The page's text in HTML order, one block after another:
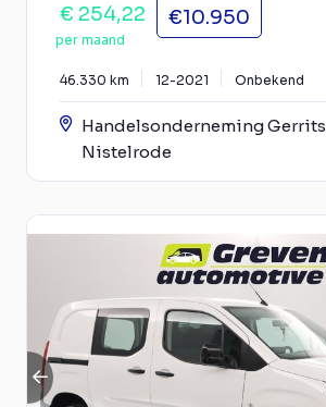
€ 254,22
per maand
€10.950
46.330 km 12-2021 Onbekend
Handelsonderneming Gerrits
Nistelrode